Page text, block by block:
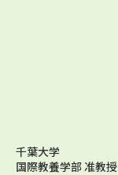
千葉大学
国際教養学部 准教授